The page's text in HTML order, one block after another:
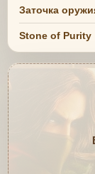
Заточка
Stone of Purity